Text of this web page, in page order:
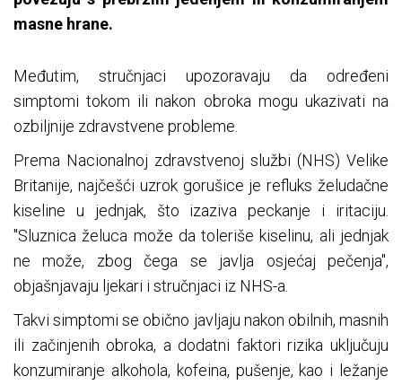
masne hrane.
Međutim, stručnjaci upozoravaju da određeni
simptomi tokom ili nakon obroka mogu ukazivati na
ozbiljnije zdravstvene probleme.
Prema Nacionalnoj zdravstvenoj službi (NHS) Velike
Britanije, najčešći uzrok gorušice je refluks želudačne
kiseline u jednjak, što izaziva peckanje i iritaciju.
"Sluznica želuca može da toleriše kiselinu, ali jednjak
ne može, zbog čega se javlja osjećaj pečenja",
objašnjavaju ljekari i stručnjaci iz NHS-a.
Takvi simptomi se obično javljaju nakon obilnih, masnih
ili začinjenih obroka, a dodatni faktori rizika uključuju
konzumiranje alkohola, kofeina, pušenje, kao i ležanje